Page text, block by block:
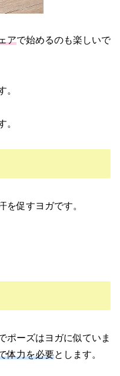
アで始めるのも楽しいで
。
。
を促すヨガです。
ポーズはヨガに似ていま
体力を必要とします。